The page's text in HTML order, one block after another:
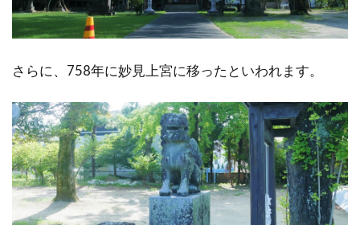
さらに、758年に妙見上宮に移ったといわれます。